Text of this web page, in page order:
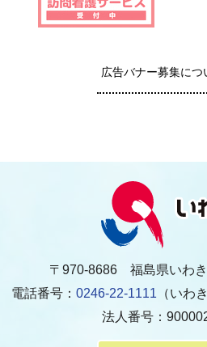
広告バナー募集につ
〒970-8686 福島県いわ
電話番号： 0246-22-1111 （いわ
法人番号：